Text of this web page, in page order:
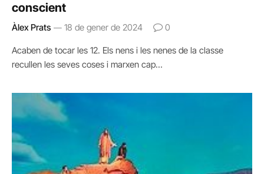
conscient
Àlex Prats 18 de gener de 2024 0
Acaben de tocar les 12. Els nens i les nenes de la classe
recullen les seves coses i marxen cap…